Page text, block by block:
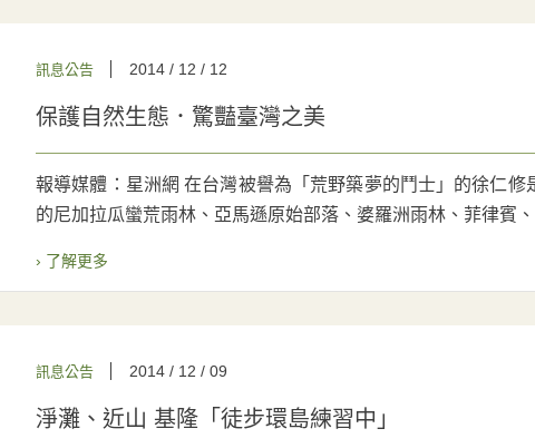
訊息公告 2014 / 12 / 12
保護自然生態．驚豔臺灣之美
報導媒體：星洲網 在台灣被譽為「荒野築夢的鬥士」的徐仁
的尼加拉瓜蠻荒雨林、亞馬遜原始部落、婆羅洲雨林、菲律賓
› 了解更多
訊息公告 2014 / 12 / 09
淨灘、近山 基隆「徒步環島練習中」